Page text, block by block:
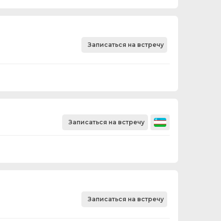
Записаться на встречу
Записаться на встречу
Записаться на встречу